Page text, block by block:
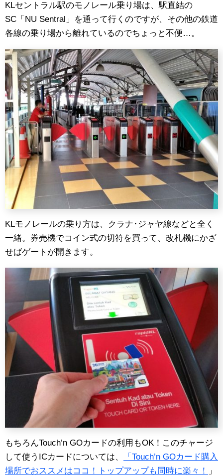
KLセントラル駅のモノレール乗り場は、駅直結の
SC「NU Sentral」を通って行くのですが、その他の鉄道
各線の乗り場から離れているのでちょっと不便…。
KLモノレールの乗り方は、クラナ･ジャヤ線などと全く
一緒。券売機でコイン式の切符を買って、改札機にかざ
せばゲートが開きます。
もちろんTouch’n GOカードの利用もOK！このチャージ
して使うICカードについては、
「Touch’n GOカード購入
場所でおススメはココ！トップアップも同時に楽々！
」